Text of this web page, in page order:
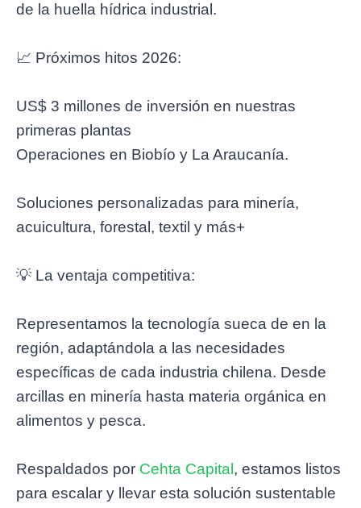
de la huella hídrica industrial.
📈 Próximos hitos 2026:
US$ 3 millones de inversión en nuestras
primeras plantas
Operaciones en Biobío y La Araucanía.
Soluciones personalizadas para minería,
acuicultura, forestal, textil y más+
💡 La ventaja competitiva:
Representamos la tecnología sueca de en la
región, adaptándola a las necesidades
específicas de cada industria chilena. Desde
arcillas en minería hasta materia orgánica en
alimentos y pesca.
Respaldados por Cehta Capital , estamos listos
para escalar y llevar esta solución sustentable